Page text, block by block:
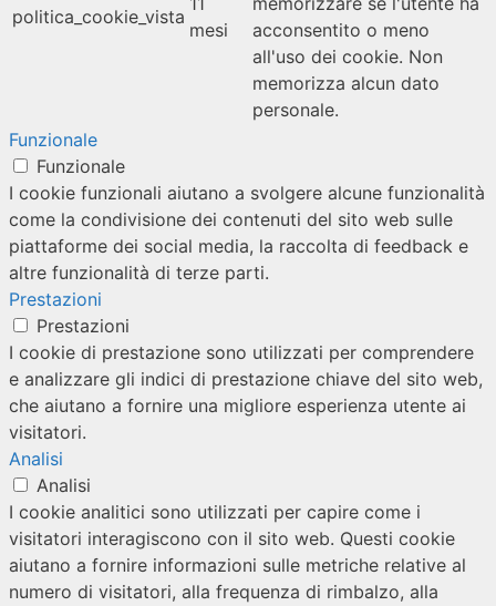
politica_cookie_vista
mesi
acconsentito o meno
all'uso dei cookie. Non
memorizza alcun dato
personale.
Funzionale
Funzionale
I cookie funzionali aiutano a svolgere alcune funzionalità
come la condivisione dei contenuti del sito web sulle
piattaforme dei social media, la raccolta di feedback e
altre funzionalità di terze parti.
Prestazioni
Prestazioni
I cookie di prestazione sono utilizzati per comprendere
e analizzare gli indici di prestazione chiave del sito web,
che aiutano a fornire una migliore esperienza utente ai
visitatori.
Analisi
Analisi
I cookie analitici sono utilizzati per capire come i
visitatori interagiscono con il sito web. Questi cookie
aiutano a fornire informazioni sulle metriche relative al
numero di visitatori, alla frequenza di rimbalzo, alla